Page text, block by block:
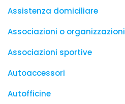
Assistenza domiciliare
Associazioni o organizzazioni
Associazioni sportive
Autoaccessori
Autofficine